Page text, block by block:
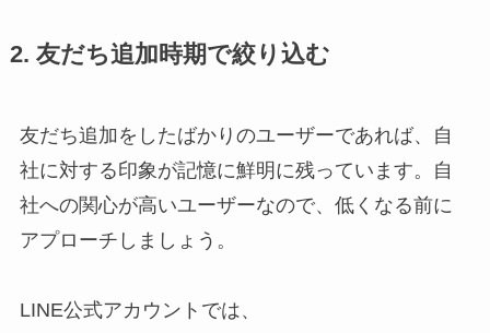
2. 友だち追加時期で絞り込む
友だち追加をしたばかりのユーザーであれば、自
社に対する印象が記憶に鮮明に残っています。自
社への関心が高いユーザーなので、低くなる前に
アプローチしましょう。
LINE公式アカウントでは、